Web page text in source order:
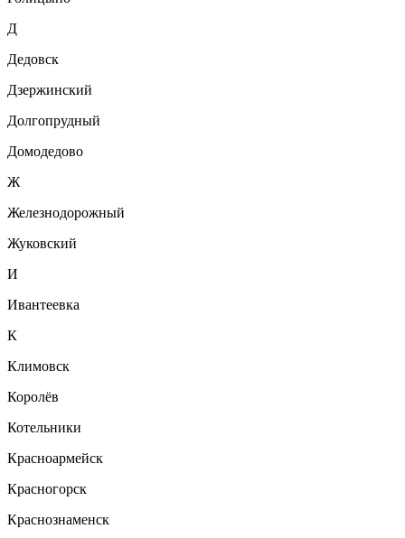
Д
Дедовск
Дзержинский
Долгопрудный
Домодедово
Ж
Железнодорожный
Жуковский
И
Ивантеевка
К
Климовск
Королёв
Котельники
Красноармейск
Красногорск
Краснознаменск